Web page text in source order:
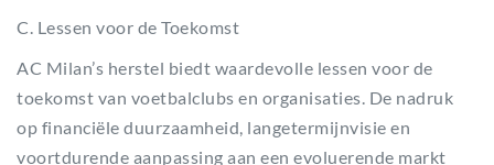
C. Lessen voor de Toekomst
AC Milan’s herstel biedt waardevolle lessen voor de
toekomst van voetbalclubs en organisaties. De nadruk
op financiële duurzaamheid, langetermijnvisie en
voortdurende aanpassing aan een evoluerende markt